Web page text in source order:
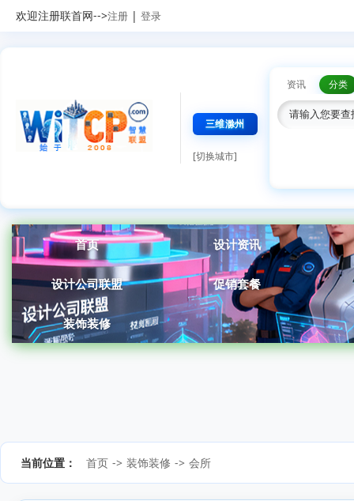
欢迎注册联首网-->注册 | 登录
三维滁州
[切换城市]
资讯 分类
首页 设计资讯
设计公司联盟 促销套餐
装饰装修
当前位置： 首页 -> 装饰装修 -> 会所